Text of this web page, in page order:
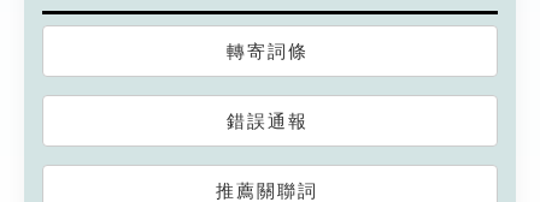
轉寄詞條
錯誤通報
推薦關聯詞